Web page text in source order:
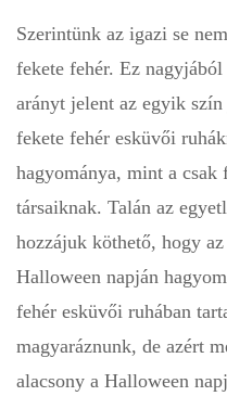
Szerintünk az igazi se
fekete fehér. Ez
arányt jelent az egyik
fekete fehér esküvői
hagyománya, mint a csak
társaiknak. Talán az
hozzájuk köthető, hogy
Halloween napján
fehér esküvői ruhában
magyaráznunk, de azért
alacsony a Halloween